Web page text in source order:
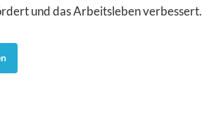
und das Arbeitsleben verbessert.